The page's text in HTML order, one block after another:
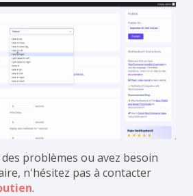
problèmes ou avez besoin
n'hésitez pas à contacter
.